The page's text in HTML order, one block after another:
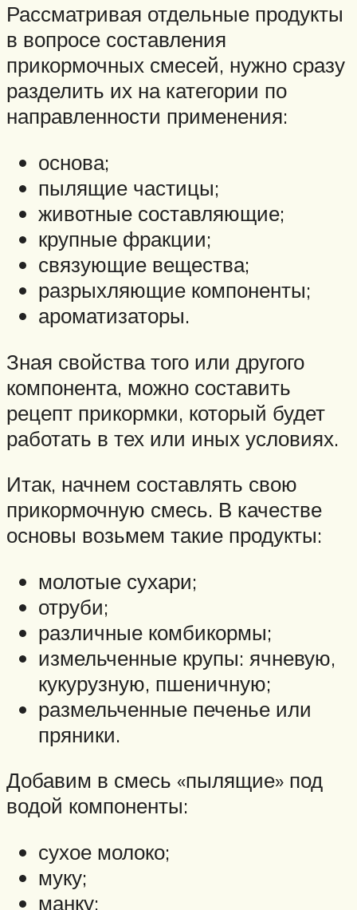
Рассматривая отдельные продукты
в вопросе составления
прикормочных смесей, нужно сразу
разделить их на категории по
направленности применения:
основа;
пылящие частицы;
животные составляющие;
крупные фракции;
связующие вещества;
разрыхляющие компоненты;
ароматизаторы.
Зная свойства того или другого
компонента, можно составить
рецепт прикормки, который будет
работать в тех или иных условиях.
Итак, начнем составлять свою
прикормочную смесь. В качестве
основы возьмем такие продукты:
молотые сухари;
отруби;
различные комбикормы;
измельченные крупы: ячневую,
кукурузную, пшеничную;
размельченные печенье или
пряники.
Добавим в смесь «пылящие» под
водой компоненты:
сухое молоко;
муку;
манку;